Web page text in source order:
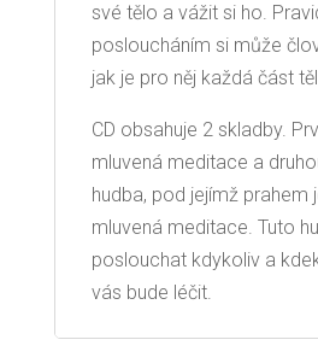
své tělo a vážit si ho.
posloucháním si může
jak je pro něj každá část
CD obsahuje 2 skladby.
mluvená meditace a
hudba, pod jejímž prahem
mluvená meditace. Tuto
poslouchat kdykoliv a
vás bude léčit.